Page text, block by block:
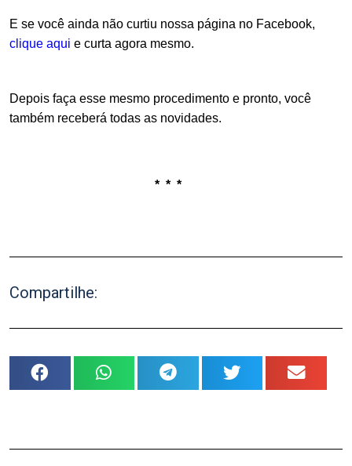
E se você ainda não curtiu nossa página no Facebook,
clique aqui e curta agora mesmo.
Depois faça esse mesmo procedimento e pronto, você
também receberá todas as novidades.
* * *
Compartilhe: